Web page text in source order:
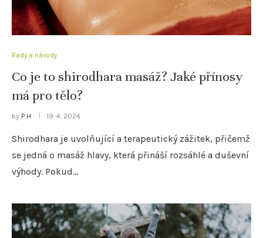
Rady a návody
Co je to shirodhara masáž? Jaké přínosy
má pro tělo?
by P H 19. 4. 2024
Shirodhara je uvolňující a terapeutický zážitek, přičemž
se jedná o masáž hlavy, která přináší rozsáhlé a duševní
výhody. Pokud…